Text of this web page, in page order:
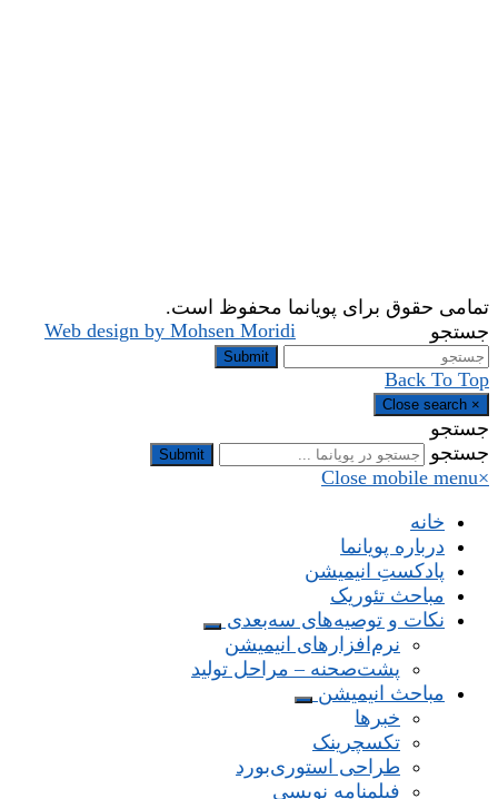
تمامی حقوق برای پویانما محفوظ است.
Web design by Mohsen Moridi
جستجو
Submit
Back To Top
×
Close search
جستجو
جستجو
Submit
×
Close mobile menu
خانه
درباره پویانما
پادکستِ انیمیشن
مباحث تئوریک
نکات و توصیه‌های‌ سه‌بعدی
نرم‌افزارهای انیمیشن
پشت‌صحنه – مراحل تولید
مباحث انیمیشن
خبرها
تکسچرینک
طراحی استوری‌بورد
فیلمنامه نویسی